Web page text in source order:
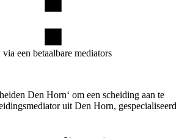
een betaalbare mediators
Den Horn‘ om een scheiding aan te
uit Den Horn, gespecialiseerd